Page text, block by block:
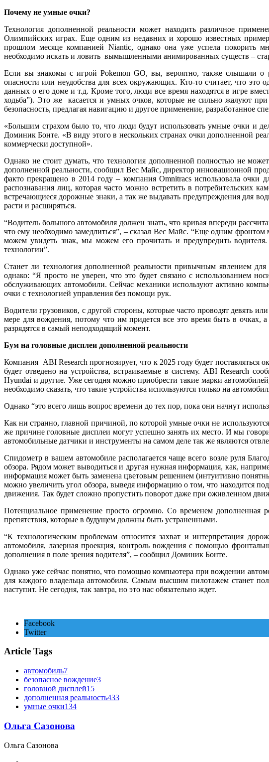
Почему не умные очки?
Технология дополненной реальности может находить различное
Олимпийских играх. Еще одним из недавних и хорошо известных
прошлом месяце компанией Niantic, однако она уже успела покорить
необходимо искать и ловить вымышленными анимированных существ –
Если вы знакомы с игрой Pokemon GO, вы, вероятно, также слышали о
опасности или неудобства для всех окружающих. Кто-то считает, что
данных о его доме и т.д. Кроме того, люди все время находятся в игре
ходьба”). Это же касается и умных очков, которые не сильно жалуют
безопасность, предлагая навигацию и другое применение, разработанное
«Большим страхом было то, что люди будут использовать умные очки и
Доминик Бонте. «В виду этого в нескольких странах очки дополненной
коммерчески доступной».
Однако не стоит думать, что технология дополненной полностью не
дополненной реальности, сообщил Вес Майс, директор инновационной
факто прекращено в 2014 году – компания Omnitracs использовала
распознавания лиц, которая часто можно встретить в потребительских
встречающиеся дорожные знаки, а так же выдавать предупреждения для
расти и расширяться.
“Водитель большого автомобиля должен знать, что кривая впереди
что ему необходимо замедлиться”, – сказал Вес Майс. “Еще одним
можем увидеть знак, мы можем его прочитать и предупредить
технологии”.
Станет ли технология дополненной реальности привычным явлением
однако: “Я просто не уверен, что это будет связано с использованием
обслуживающих автомобили. Сейчас механики используют активно
очки с технологией управления без помощи рук.
Водители грузовиков, с другой стороны, которые часто проводят девять
мере для вождения, потому что им придется все это время быть в
разрядятся в самый неподходящий момент.
Бум на головные дисплеи дополненной реальности
Компания ABI Research прогнозирует, что к 2025 году будет
будет отведено на устройства, встраиваемые в систему. ABI Research
Hyundai и другие. Уже сегодня можно приобрести такие марки
необходимо сказать, что такие устройства используются только на
Однако “это всего лишь вопрос времени до тех пор, пока они начнут
Как ни странно, главной причиной, по которой умные очки не
же причине головные дисплеи могут успешно занять их место. И мы
автомобильные датчики и инструменты на самом деле так же являются
Спидометр в вашем автомобиле располагается чаще всего возле руля
обзора. Рядом может выводиться и другая нужная информация, как,
информация может быть заменена цветовым решением (интуитивно
можно увеличить угол обзора, выведя информацию о том, что находится
движения. Так будет сложно пропустить поворот даже при оживленном
Потенциальное применение просто огромно. Со временем дополненная
препятствия, которые в будущем должны быть устраненными.
“К технологическим проблемам относится захват и интерпретация
автомобиля, лазерная проекция, контроль вождения с помощью
дополнения в поле зрения водителя”, – сообщил Доминик Бонте.
Однако уже сейчас понятно, что помощью компьютера при вождении
для каждого владельца автомобиля. Самым высшим пилотажем станет
наступит. Не сегодня, так завтра, но это нас обязательно ждет.
Facebook
Twitter
Article Tags
автомобиль7
безопасное вождение3
головной дисплей15
дополненная реальность433
умные очки134
Ольга Сазонова
Ольга Сазонова